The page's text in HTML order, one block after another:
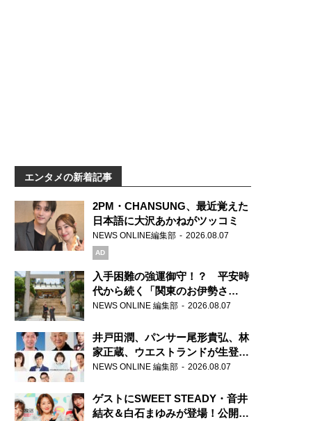
エンタメの新着記事
2PM・CHANSUNG、最近覚えた
日本語に大沢あかねがツッコミ
NEWS ONLINE編集部 2026.08.07
AD
入手困難の強運御守！？ 平安時
代から続く「関東のお伊勢さ
ま」、芝大神宮にてランパンプス
NEWS ONLINE 編集部 2026.08.07
井戸田潤、パンサー尾形貴弘、林
家正蔵、ウエストランドが生登
場！『ラジオビバリー昼ズ』
NEWS ONLINE 編集部 2026.08.07
ゲストにSWEET STEADY・音井
結衣＆白石まゆみが登場！公開収